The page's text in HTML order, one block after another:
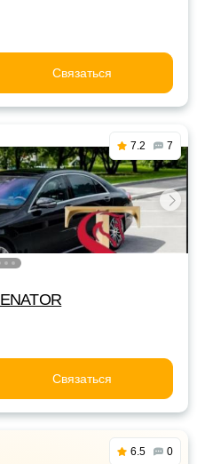
Связаться
7.2 7
Связаться
6.5 0